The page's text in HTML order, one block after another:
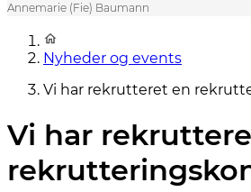
Annemarie (Fie) Baumann
Nyheder og events
Vi har rekrutteret en
Vi har